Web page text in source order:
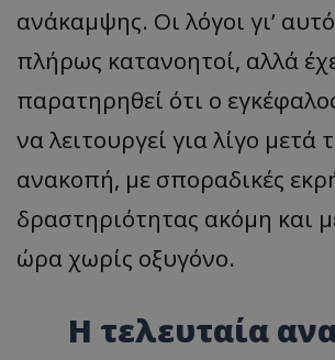
ανάκαμψης. Οι λόγοι γι’
πλήρως κατανοητοί, αλλά
παρατηρηθεί ότι ο
να λειτουργεί για λίγο μετά
ανακοπή, με σποραδικές
δραστηριότητας ακόμη και
ώρα χωρίς οξυγόνο.
Η τελευταία